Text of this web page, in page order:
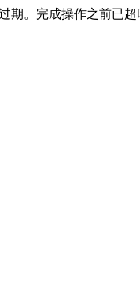
期。完成操作之前已